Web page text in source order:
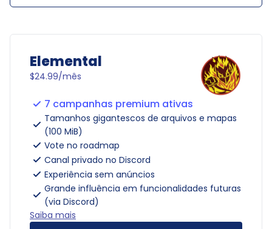
Elemental
$24.99/mês
7 campanhas premium ativas
Tamanhos gigantescos de arquivos e mapas
(100 MiB)
Vote no roadmap
Canal privado no Discord
Experiência sem anúncios
Grande influência em funcionalidades futuras
(via Discord)
Saiba mais